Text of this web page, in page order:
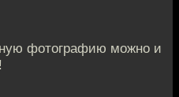
фотографию можно и